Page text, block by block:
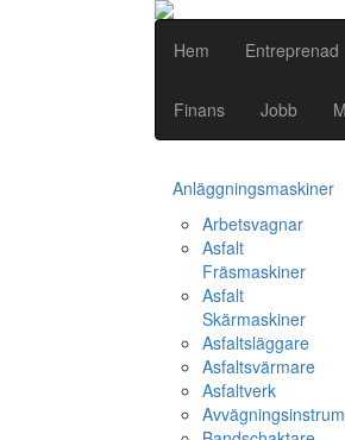
Hem Entreprenad
Finans Jobb
Anläggningsmaskiner
Arbetsvagnar
Asfalt
Fräsmaskiner
Asfalt
Skärmaskiner
Asfaltsläggare
Asfaltsvärmare
Asfaltverk